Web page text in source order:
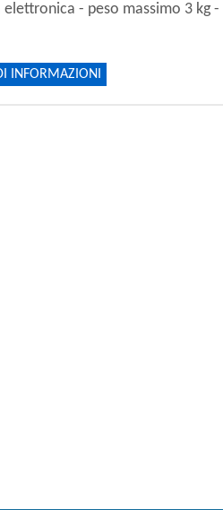
elettronica - peso massimo 3 kg -
INFORMAZIONI